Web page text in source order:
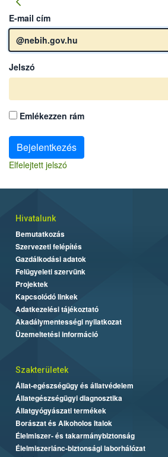
E-mail cím
Jelszó
Emlékezzen rám
Bejelentkezés
Elfelejtett jelszó
Hivatalunk
Bemutatkozás
Szervezeti felépítés
Gazdálkodási adatok
Felügyeleti szervünk
Projektek
Kapcsolódó linkek
Adatkezelési tájékoztató
Akadálymentességi nyilatkozat
Üzemeltetési információ
Szakterületek
Állat-egészségügy és állatvédelem
Állategészségügyi diagnosztika
Állatgyógyászati termékek
Borászat és Alkoholos Italok
Élelmiszer- és takarmánybiztonság
Élelmiszerlánc-biztonsági laborhálózat